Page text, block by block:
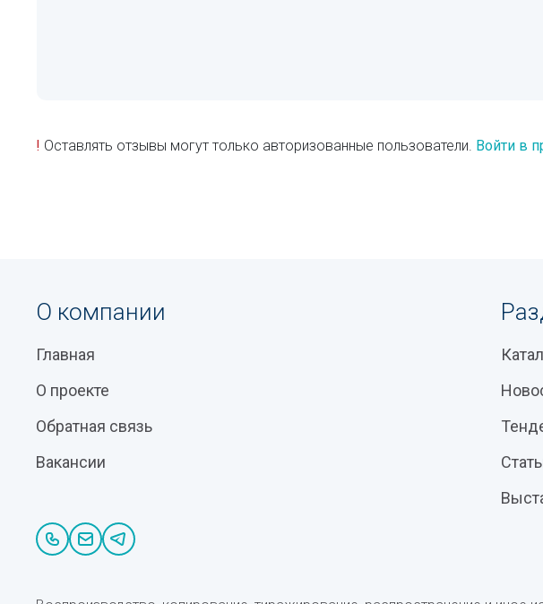
! Оставлять отзывы могут только авторизованные пользователи. Войти в
О компании
Главная
О проекте
Обратная связь
Вакансии